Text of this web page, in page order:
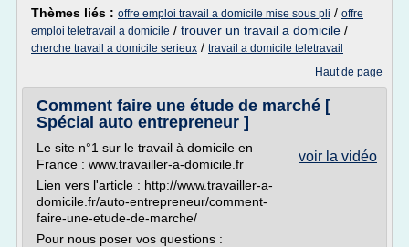
Thèmes liés : offre emploi travail a domicile mise sous pli / offre
emploi teletravail a domicile / trouver un travail a domicile /
cherche travail a domicile serieux / travail a domicile teletravail
Haut de page
Comment faire une étude de marché [
Spécial auto entrepreneur ]
voir la vidéo
Le site n°1 sur le travail à domicile en
France : www.travailler-a-domicile.fr
Lien vers l'article : http://www.travailler-a-
domicile.fr/auto-entrepreneur/comment-
faire-une-etude-de-marche/
Pour nous poser vos questions :